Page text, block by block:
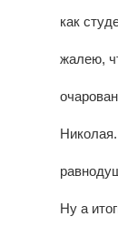
как
жалею,
Ну а